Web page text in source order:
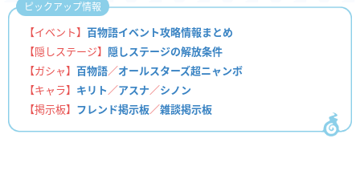
【イベント】 百物語イベント攻略情報まとめ
【隠しステージ】 隠しステージの解放条件
【ガシャ】 百物語／オールスターズ超ニャンボ
【キャラ】 キリト／アスナ／シノン
【掲示板】 フレンド掲示板／雑談掲示板
ピックアップ情報